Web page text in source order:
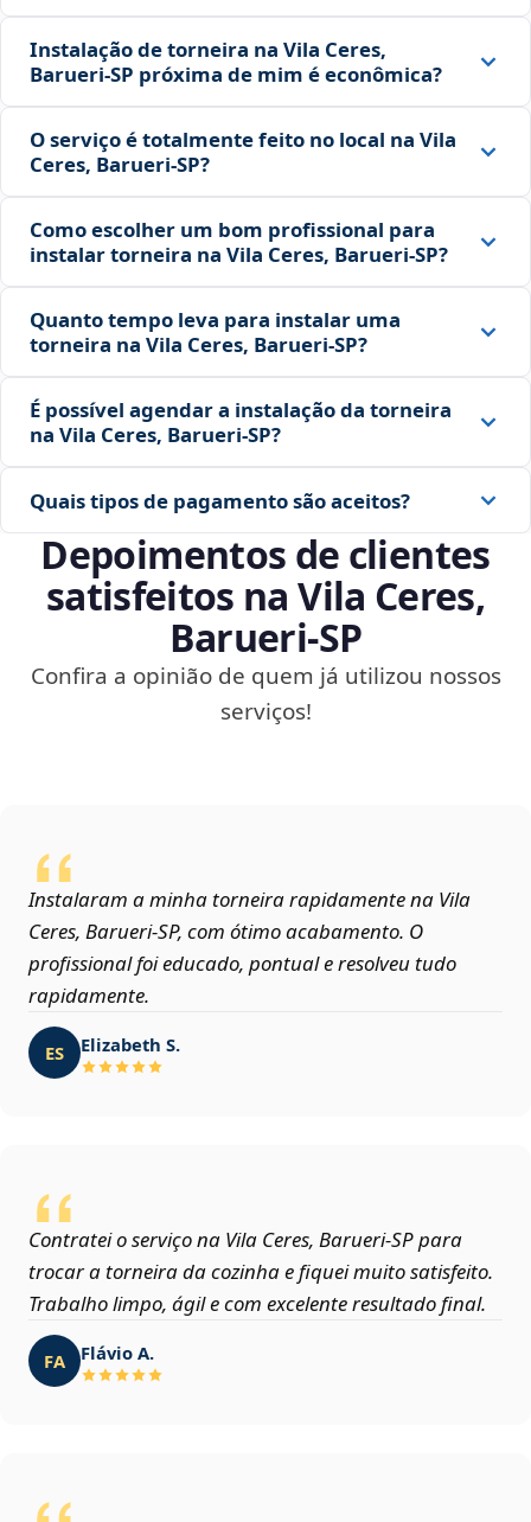
Instalação de torneira na Vila Ceres,
Barueri‑SP próxima de mim é econômica?
O serviço é totalmente feito no local na Vila
Ceres, Barueri‑SP?
Como escolher um bom profissional para
instalar torneira na Vila Ceres, Barueri‑SP?
Quanto tempo leva para instalar uma
torneira na Vila Ceres, Barueri‑SP?
É possível agendar a instalação da torneira
na Vila Ceres, Barueri‑SP?
Quais tipos de pagamento são aceitos?
Depoimentos de clientes
satisfeitos na Vila Ceres,
Barueri‑SP
Confira a opinião de quem já utilizou nossos
serviços!
Instalaram a minha torneira rapidamente na Vila
Ceres, Barueri‑SP, com ótimo acabamento. O
profissional foi educado, pontual e resolveu tudo
rapidamente.
ES Elizabeth S.
Contratei o serviço na Vila Ceres, Barueri‑SP para
trocar a torneira da cozinha e fiquei muito satisfeito.
Trabalho limpo, ágil e com excelente resultado final.
FA Flávio A.